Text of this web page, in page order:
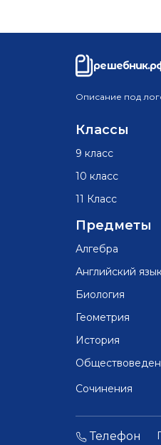
Описание под
Классы
9 класс
10 класс
11 Класс
Предметы
Алгебра
Английский
Биология
Геометрия
История
Сочинения
Телефон